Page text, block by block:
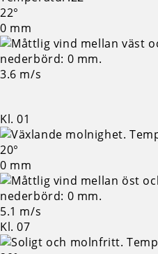
22°
0 mm
3.6 m/s
Kl. 01
20°
0 mm
5.1 m/s
Kl. 07